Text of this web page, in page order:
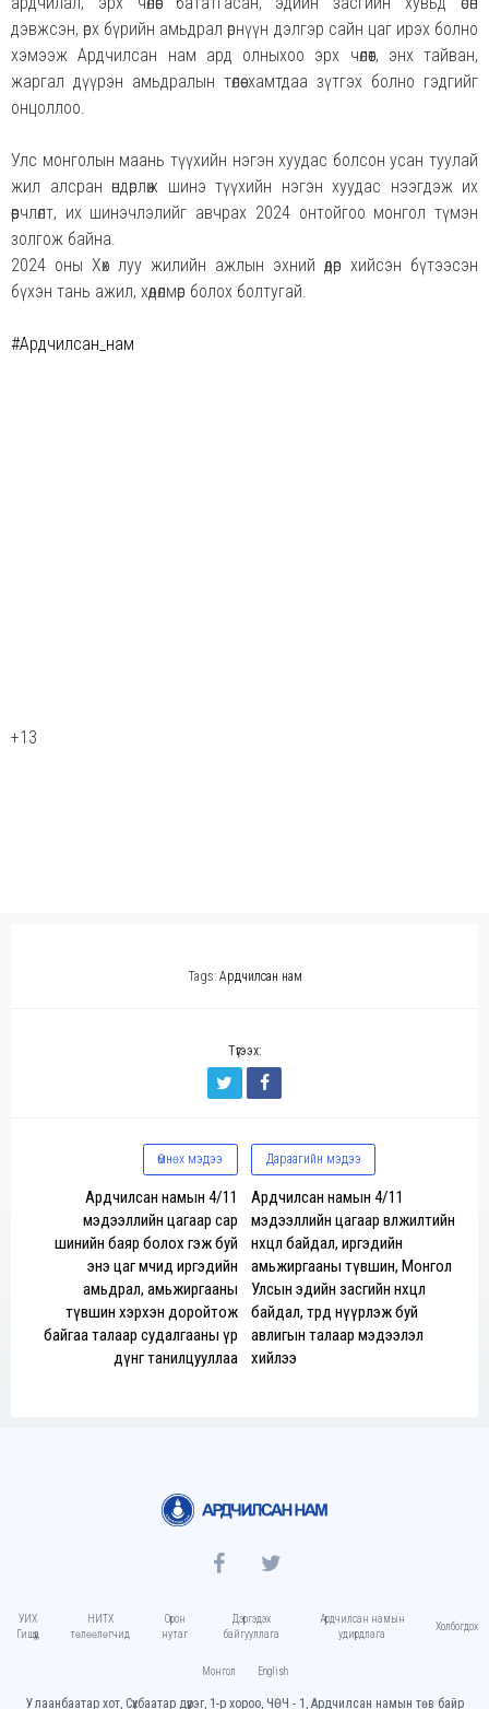
дэвжсэн, өрх бүрийн амьдрал өрнүүн дэлгэр сайн цаг ирэх болно
хэмээж Ардчилсан нам ард олныхоо эрх чөлөөт, энх тайван,
жаргал дүүрэн амьдралын төлөө хамтдаа зүтгэх болно гэдгийг
онцоллоо.
Улс монголын маань түүхийн нэгэн хуудас болсон усан туулай
жил алсран өндөрлөж шинэ түүхийн нэгэн хуудас нээгдэж их
өөрчлөлт, их шинэчлэлийг авчрах 2024 онтойгоо монгол түмэн
золгож байна.
2024 оны Хөх луу жилийн ажлын эхний өдөр хийсэн бүтээсэн
бүхэн тань ажил, хөдөлмөр болох болтугай.
#Ардчилсан_нам
+13
Tags: Ардчилсан нам
Түгээх:
Өмнөх мэдээ
Ардчилсан намын 4/11
мэдээллийн цагаар сар
шинийн баяр болох гэж буй
энэ цаг мөчид иргэдийн
амьдрал, амьжиргааны
түвшин хэрхэн доройтож
байгаа талаар судалгааны үр
дүнг танилцууллаа
Дараагийн мэдээ
Ардчилсан намын 4/11
мэдээллийн цагаар өвөлжилтийн
нөхцөл байдал, иргэдийн
амьжиргааны түвшин, Монгол
Улсын эдийн засгийн нөхцөл
байдал, төрд нүүрлэж буй
авлигын талаар мэдээлэл
хийлээ
УИХ
Гишүүд
НИТХ
төлөөлөгчид
Орон
нутаг
Дэргэдэх
байгууллага
Ардчилсан намын
удирдлага
Холбогдох
Монгол English
Улаанбаатар хот, Сүхбаатар дүүрэг, 1-р хороо, ЧӨЧ - 1, Ардчилсан намын төв байр